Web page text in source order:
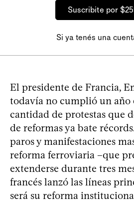
Suscribite por
Si ya tenés una
El presidente de Francia,
todavía no cumplió un año
cantidad de protestas que
de reformas ya bate
paros y manifestaciones
reforma ferroviaria –que
extenderse durante tres
francés lanzó las líneas
será su reforma